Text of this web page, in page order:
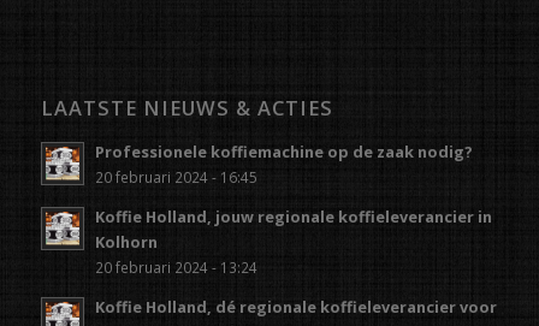
LAATSTE NIEUWS & ACTIES
Professionele koffiemachine op de zaak nodig?
20 februari 2024 - 16:45
Koffie Holland, jouw regionale koffieleverancier in
Kolhorn
20 februari 2024 - 13:24
Koffie Holland, dé regionale koffieleverancier voor